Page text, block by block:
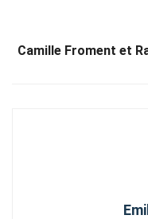
Camille Froment et